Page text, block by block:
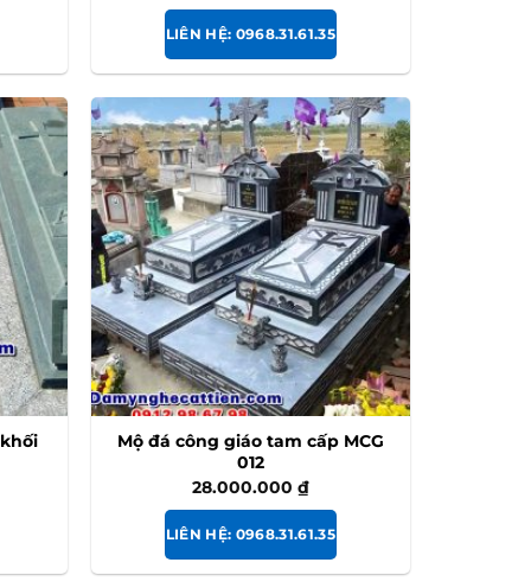
LIÊN HỆ: 0968.31.61.35
Mộ đá công giáo tam cấp MCG
012
28.000.000 ₫
LIÊN HỆ: 0968.31.61.35